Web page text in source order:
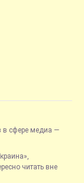
в сфере медиа —
читать вне